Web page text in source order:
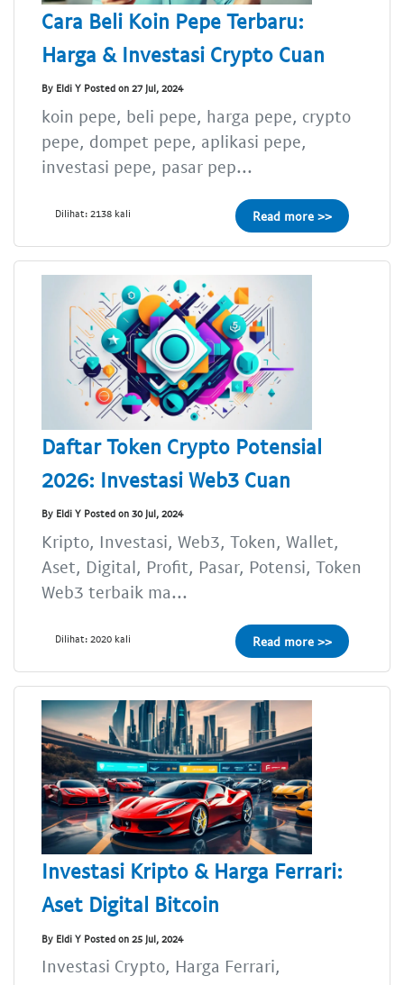
Cara Beli Koin Pepe Terbaru:
Harga & Investasi Crypto Cuan
By Eldi Y Posted on 27 Jul, 2024
koin pepe, beli pepe, harga pepe, crypto
pepe, dompet pepe, aplikasi pepe,
investasi pepe, pasar pep...
Dilihat: 2138 kali Read more >>
Daftar Token Crypto Potensial
2026: Investasi Web3 Cuan
By Eldi Y Posted on 30 Jul, 2024
Kripto, Investasi, Web3, Token, Wallet,
Aset, Digital, Profit, Pasar, Potensi, Token
Web3 terbaik ma...
Dilihat: 2020 kali Read more >>
Investasi Kripto & Harga Ferrari:
Aset Digital Bitcoin
By Eldi Y Posted on 25 Jul, 2024
Investasi Crypto, Harga Ferrari,